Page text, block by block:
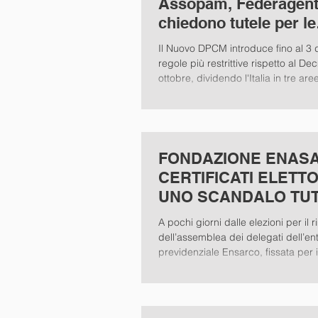
chiedono tutele per le
categorie
Il Nuovo DPCM introduce fino al 3
regole più restrittive rispetto al
ottobre, dividendo l'Italia in tre
FONDAZIONE
CERTIFICATI
UNO SCANDALO
ITALIANO
A pochi giorni dalle elezioni per il
dell’assemblea dei delegati
previdenziale Ensarco, fissata per